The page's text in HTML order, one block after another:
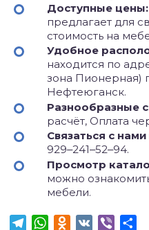
Доступные цены:
предлагает для
стоимость на
Удобное
находится по
зона Пионерная)
Нефтеюганск.
Разнообразные
расчёт, Оплата
Связаться с
929‒241‒52‒94.
Просмотр
можно
мебели.
TelegramWhatsApp
Odnoklassniki
VK Viber